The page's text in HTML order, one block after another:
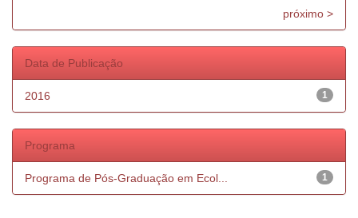
próximo >
Data de Publicação
1
2016
Programa
1
Programa de Pós-Graduação em Ecol...